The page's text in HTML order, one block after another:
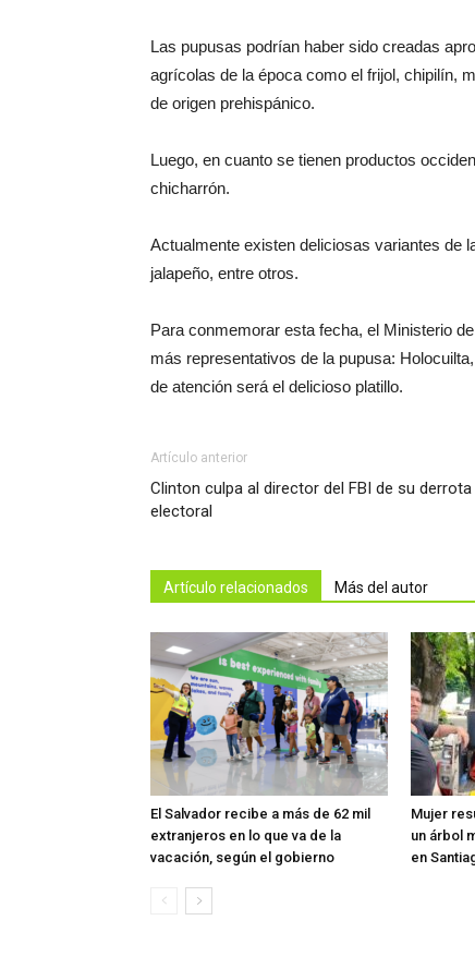
Las pupusas podrían haber sido creadas
agrícolas de la época como el frijol, chipilín,
de origen prehispánico.
Luego, en cuanto se tienen productos
chicharrón.
Actualmente existen deliciosas variantes de
jalapeño, entre otros.
Para conmemorar esta fecha, el Ministerio
más representativos de la pupusa:
de atención será el delicioso platillo.
Artículo anterior
Clinton culpa al director del FBI de su derrota
electoral
Artículo relacionados Más del autor
El Salvador recibe a más de 62 mil
extranjeros en lo que va de la
vacación, según el gobierno
Mujer
un árbol
en